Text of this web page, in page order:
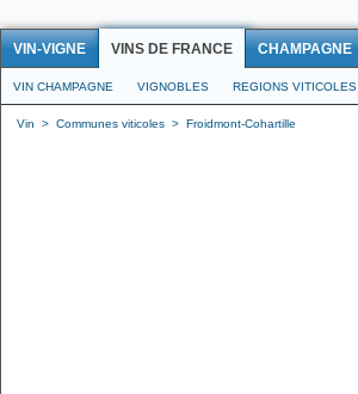
VIN-VIGNE VINS DE FRANCE CHAMPAGNE
VIN CHAMPAGNE VIGNOBLES REGIONS VITICOLES
Vin > Communes viticoles > Froidmont-Cohartille